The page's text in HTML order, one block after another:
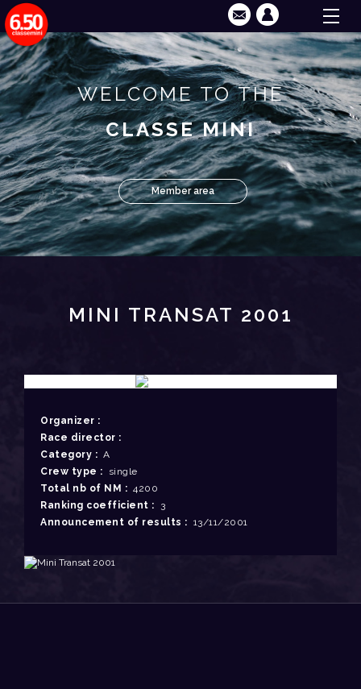
WELCOME TO THE
CLASSE MINI
Member area
MINI TRANSAT 2001
Organizer :
Race director :
Category : A
Crew type : single
Total nb of NM : 4200
Ranking coefficient : 3
Announcement of results : 13/11/2001